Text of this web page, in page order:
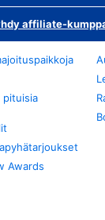
affiliate-
pituisia
Awards